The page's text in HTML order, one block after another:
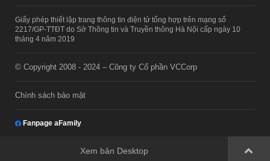
Giấy phép thiết lập trang thông tin điện tử tổng hợp trên mạng số
2217/GP-TTĐT do Sở Thông tin và Truyền thông Hà Nội cấp ngày 10
tháng 4 năm 2019
© Copyright 2008 - 2024 – Công ty Cổ phần VCCorp
Chính sách bảo mật
Fanpage aFamily
Xem bản Desktop